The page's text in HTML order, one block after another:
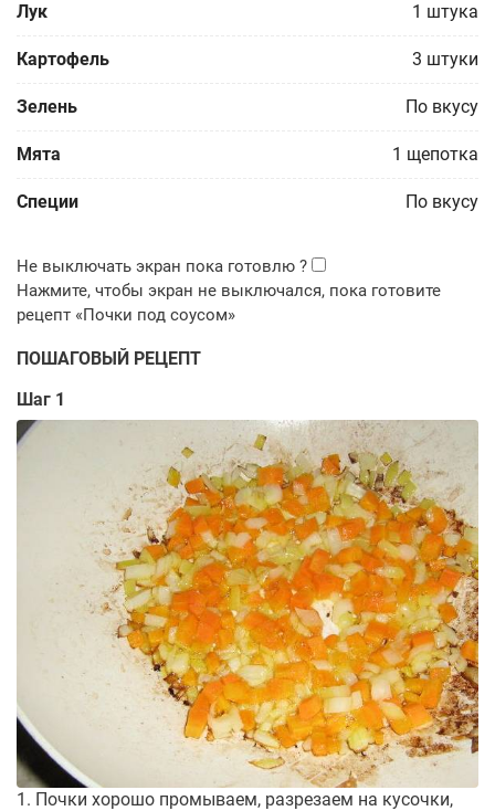
Лук 1 штука
Картофель 3 штуки
Зелень По вкусу
Мята 1 щепотка
Специи По вкусу
ПОШАГОВЫЙ РЕЦЕПТ
Шаг 1
1. Почки хорошо промываем, разрезаем на кусочки,